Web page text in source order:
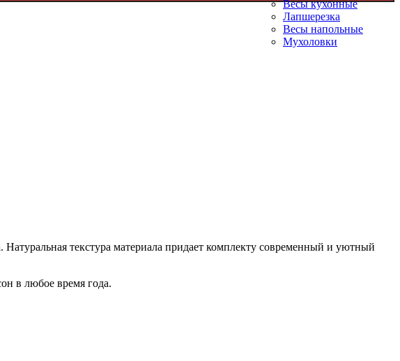
Весы кухонные
Лапшерезка
Весы напольные
Мухоловки
текстура материала придает комплекту современный и уютный
в любое время года.